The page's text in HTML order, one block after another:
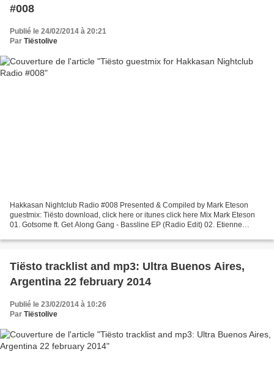
#008
Publié le 24/02/2014 à 20:21
Par Tiëstolive
Hakkasan Nightclub Radio #008 Presented & Compiled by Mark Eteson
guestmix: Tiësto download, click here or itunes click here Mix Mark Eteson
01. Gotsome ft. Get Along Gang - Bassline EP (Radio Edit) 02. Etienne
Tiësto tracklist and mp3: Ultra Buenos Aires,
Argentina 22 february 2014
Publié le 23/02/2014 à 10:26
Par Tiëstolive